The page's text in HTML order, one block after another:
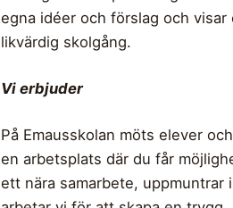
egna idéer och förslag och
likvärdig skolgång.
Vi erbjuder
På Emausskolan möts elever
en arbetsplats där du får
ett nära samarbete, uppmuntrar